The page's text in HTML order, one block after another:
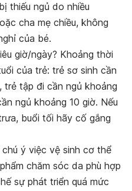
thiếu ngủ do nhiều
cha mẹ chiều, không
của bé.
giờ/ngày? Khoảng thời
của trẻ: trẻ sơ sinh cần
trẻ tập đi cần ngủ khoảng
ngủ khoảng 10 giờ. Nếu
buổi tối hãy cố gắng
ý việc vệ sinh cơ thể
chăm sóc da phù hợp
sự phát triển quá mức